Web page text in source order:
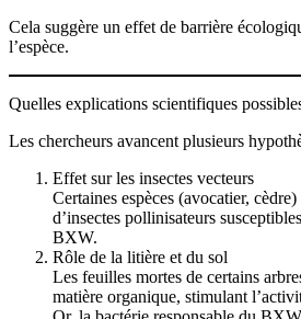
Cela suggère un effet de barrière
l’espèce.
Quelles explications scientifiques
Les chercheurs avancent plusieurs
Effet sur les insectes vecteurs
Certaines espèces (avocatier,
d’insectes pollinisateurs
BXW.
Rôle de la litière et du sol
Les feuilles mortes de certains
matière organique, stimulant